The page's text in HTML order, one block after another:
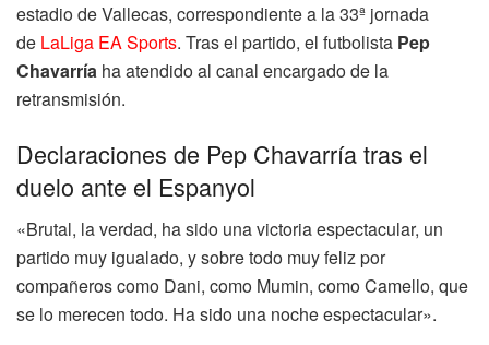
estadio de Vallecas, correspondiente a la 33ª jornada
de LaLiga EA Sports. Tras el partido, el futbolista Pep
Chavarría ha atendido al canal encargado de la
retransmisión.
Declaraciones de Pep Chavarría tras el
duelo ante el Espanyol
«Brutal, la verdad, ha sido una victoria espectacular, un
partido muy igualado, y sobre todo muy felizpor
compañeros como Dani, como Mumin, como Camello, que
se lo merecen todo. Ha sido una noche espectacular».